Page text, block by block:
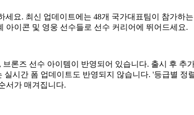
세요. 최신 업데이트에는 48개 국가대표팀이 참가
아이콘 및 영웅 선수들로 선수 커리어에 뛰어드세요.
론즈 선수 아이템이 반영되어 있습니다. 출시 후
시간 폼 업데이트도 반영되지 않습니다. '등급별
서가 매겨집니다.